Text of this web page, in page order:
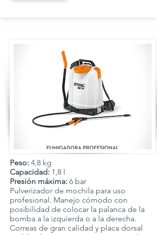
Peso: 4,8 kg
Capacidad: 1,8 l
Presión máxima: 6 bar
Pulverizador de mochila para uso
profesional. Manejo cómodo con
posibilidad de colocar la palanca de la
bomba a la izquierda o a la derecha.
Correas de gran calidad y placa dorsal